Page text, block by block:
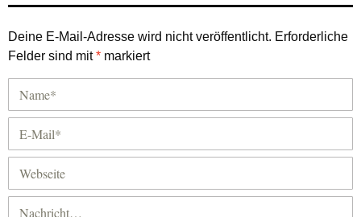
Deine E-Mail-Adresse wird nicht veröffentlicht. Erforderliche
Felder sind mit* markiert